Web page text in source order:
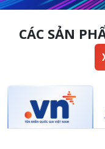
CÁC SẢN